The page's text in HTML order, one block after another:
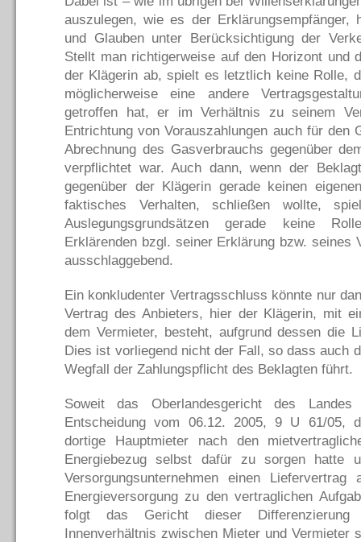
auszulegen, wie es der Erklärungsempfänger,
und Glauben unter Berücksichtigung der
Stellt man richtigerweise auf den Horizont und
der Klägerin ab, spielt es letztlich keine Rolle,
möglicherweise eine andere
getroffen hat, er im Verhältnis zu seinem
Entrichtung von Vorauszahlungen auch für den
Abrechnung des Gasverbrauchs gegenüber
verpflichtet war. Auch dann, wenn der
gegenüber der Klägerin gerade keinen
faktisches Verhalten, schließen wollte,
Auslegungsgrundsätzen gerade keine
Erklärenden bzgl. seiner Erklärung bzw. seines
ausschlaggebend.
Ein konkludenter Vertragsschluss könnte nur
Vertrag des Anbieters, hier der Klägerin, mit
dem Vermieter, besteht, aufgrund dessen die
Dies ist vorliegend nicht der Fall, so dass auch
Wegfall der Zahlungspflicht des Beklagten führt.
Soweit das Oberlandesgericht des
Entscheidung vom 06.12. 2005, 9 U 61/05,
dortige Hauptmieter nach den
Energiebezug selbst dafür zu sorgen hatte
Versorgungsunternehmen einen
Energieversorgung zu den vertraglichen
folgt das Gericht dieser
Innenverhältnis zwischen Mieter und Vermieter